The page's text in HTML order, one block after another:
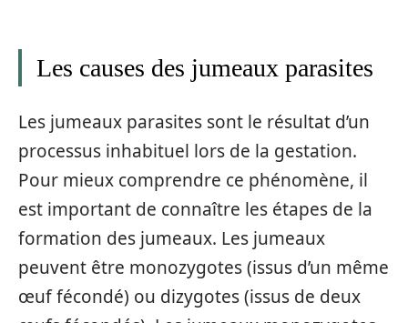
Les causes des jumeaux parasites
Les jumeaux parasites sont le résultat d’un
processus inhabituel lors de la gestation.
Pour mieux comprendre ce phénomène, il
est important de connaître les étapes de la
formation des jumeaux. Les jumeaux
peuvent être monozygotes (issus d’un même
œuf fécondé) ou dizygotes (issus de deux